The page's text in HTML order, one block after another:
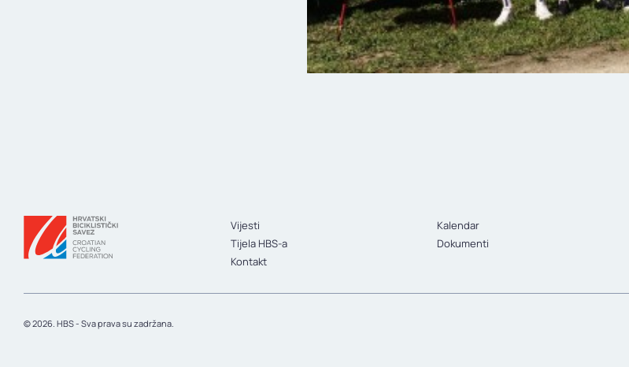
Vijesti Kalendar
Tijela HBS-a
Dokumenti
Kontakt
© 2026. HBS - Sva prava su zadržana.